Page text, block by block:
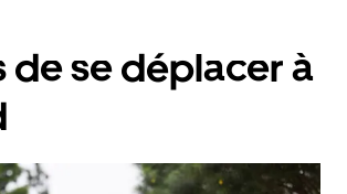
de se déplacer à